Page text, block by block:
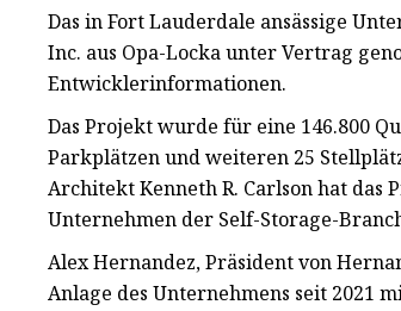
Das in Fort Lauderdale ansässige
Inc. aus Opa-Locka unter Vertrag
Entwicklerinformationen.
Das Projekt wurde für eine 146.800
Parkplätzen und weiteren 25
Architekt Kenneth R. Carlson hat
Unternehmen der Self-Storage-
Alex Hernandez, Präsident von
Anlage des Unternehmens seit 2021